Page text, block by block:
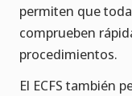
permiten que
comprueben
procedimientos.
El ECFS también